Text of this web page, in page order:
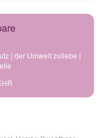
| der Umwelt zuliebe |